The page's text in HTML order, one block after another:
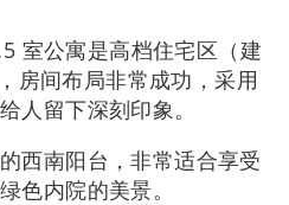
RU
室公寓是高档住宅区（建
房间布局非常成功，采用
人留下深刻印象。
西南阳台，非常适合享受
色内院的美景。